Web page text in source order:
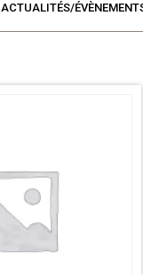
ACTUALITÉS/